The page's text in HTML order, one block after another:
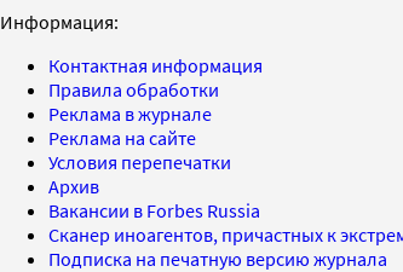
Информация:
Контактная информация
Правила обработки
Реклама в журнале
Реклама на сайте
Условия перепечатки
Архив
Вакансии в Forbes Russia
Сканер иноагентов, причастных к
Подписка на печатную версию журнала